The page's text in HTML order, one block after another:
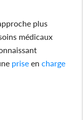
plus
médicaux
prise en charge